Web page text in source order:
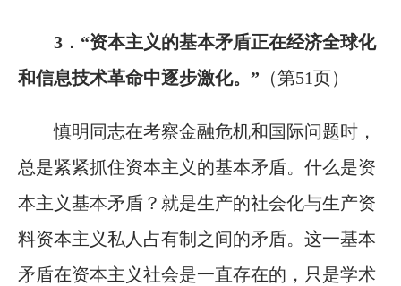
3．“资本主义的基本矛盾正在经济全球化
和信息技术革命中逐步激化。” （第51页）
慎明同志在考察金融危机和国际问题时，
总是紧紧抓住资本主义的基本矛盾。什么是资
本主义基本矛盾？就是生产的社会化与生产资
料资本主义私人占有制之间的矛盾。这一基本
矛盾在资本主义社会是一直存在的，只是学术